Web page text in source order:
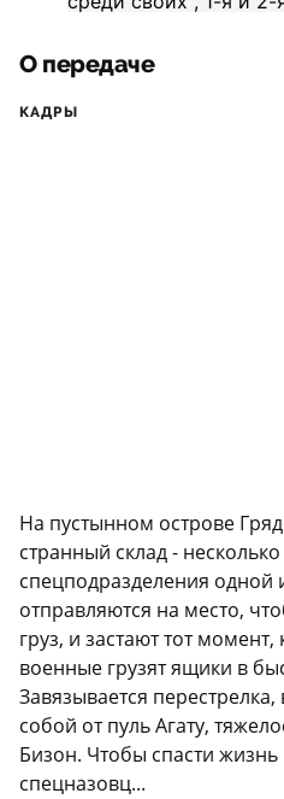
О передаче
КАДРЫ
На пустынном острове
странный склад -
спецподразделения одной
отправляются на место,
груз, и застают тот
военные грузят ящики в
Завязывается
собой от пуль Агату,
Бизон. Чтобы спасти
спецназовц...